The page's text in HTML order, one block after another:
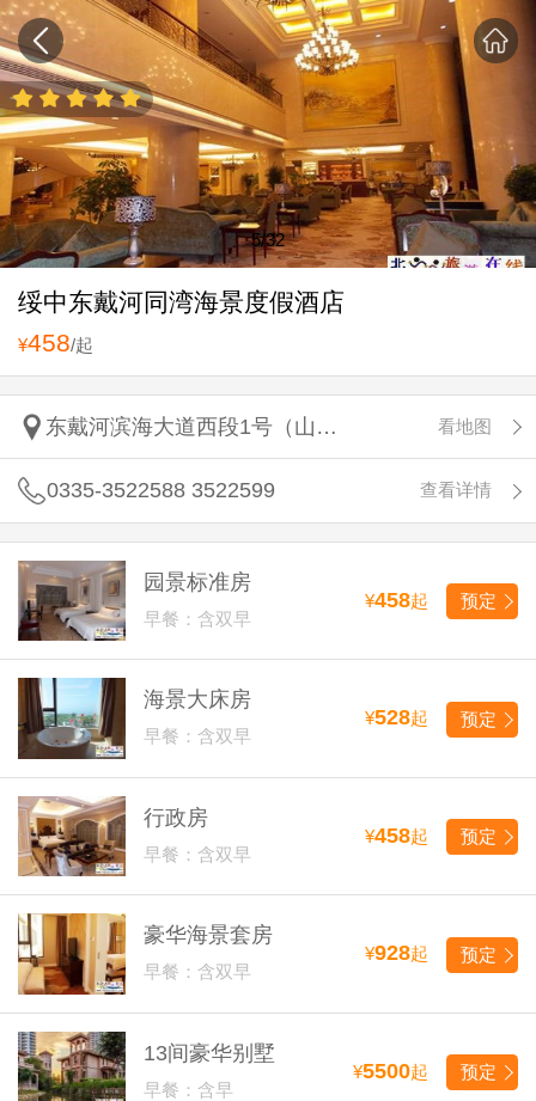
5/32
绥中东戴河同湾海景度假酒店
¥458/起
东戴河滨海大道西段1号（山海同湾距离浴场50米） 看地图
0335-3522588 3522599 查看详情
园景标准房
早餐：含双早
¥458起 预定
海景大床房
早餐：含双早
¥528起 预定
行政房
早餐：含双早
¥458起 预定
豪华海景套房
早餐：含双早
¥928起 预定
13间豪华别墅
早餐：含早
¥5500起 预定